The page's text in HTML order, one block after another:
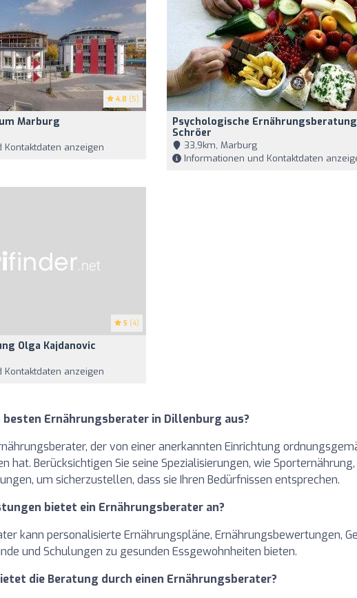
4.8 (5)
Marburg
Kontaktdaten anzeigen
Psychologische
Schröer
33,9km, Marburg
Informationen und Kontaktdaten
5 (4)
Olga Kajdanovic
Kontaktdaten anzeigen
besten Ernährungsberater in Dillenburg aus?
der von einer anerkannten Einrichtung
hat. Berücksichtigen Sie seine Spezialisierungen, wie
um sicherzustellen, dass sie Ihren Bedürfnissen entsprechen.
bietet ein Ernährungsberater an?
kann personalisierte Ernährungspläne, Ernährungsbewertungen,
und Schulungen zu gesunden Essgewohnheiten bieten.
die Beratung durch einen Ernährungsberater?